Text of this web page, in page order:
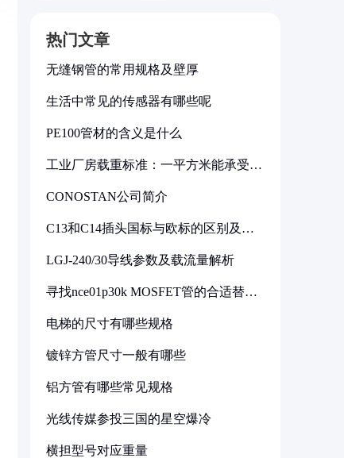
热门文章
无缝钢管的常用规格及壁厚
生活中常见的传感器有哪些呢
PE100管材的含义是什么
工业厂房载重标准：一平方米能承受多
CONOSTAN公司简介
C13和C14插头国标与欧标的区别及其
LGJ-240/30导线参数及载流量解析
寻找nce01p30k MOSFET管的合适替代
电梯的尺寸有哪些规格
镀锌方管尺寸一般有哪些
铝方管有哪些常见规格
光线传媒参投三国的星空爆冷
横担型号对应重量